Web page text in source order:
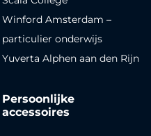
Winford Amsterdam –
particulier onderwijs
Yuverta Alphen aan den Rijn
Persoonlijke
accessoires